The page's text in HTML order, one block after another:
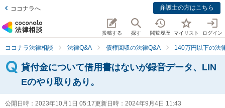
ココナラへ 弁護士の方はこちら
投稿する 探す 閲覧履歴 マイリスト ログイン
ココナラ法律相談 法律Q&A 債権回収の法律Q&A 140万円以下の法
貸付金について借用書はないが録音データ、LIN
Eのやり取りあり。
公開日時： 2023年10月1日 05:17更新日時： 2024年9月4日 11:43